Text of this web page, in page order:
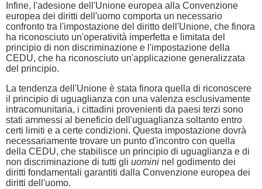
Infine, l'adesione dell'Unione europea alla Convenzione
europea dei diritti dell'uomo comporta un necessario
confronto tra l'impostazione del diritto dell'Unione, che finora
ha riconosciuto un'operatività imperfetta e limitata del
principio di non discriminazione e l'impostazione della
CEDU, che ha riconosciuto un'applicazione generalizzata
del principio.
La tendenza dell'Unione è stata finora quella di riconoscere
il principio di uguaglianza con una valenza esclusivamente
intracomunitaria, i cittadini provenienti da paesi terzi sono
stati ammessi al beneficio dell'uguaglianza soltanto entro
certi limiti e a certe condizioni. Questa impostazione dovrà
necessariamente trovare un punto d'incontro con quella
della CEDU, che stabilisce un principio di uguaglianza e di
non discriminazione di tutti gli uomini nel godimento dei
diritti fondamentali garantiti dalla Convenzione europea dei
diritti dell'uomo.